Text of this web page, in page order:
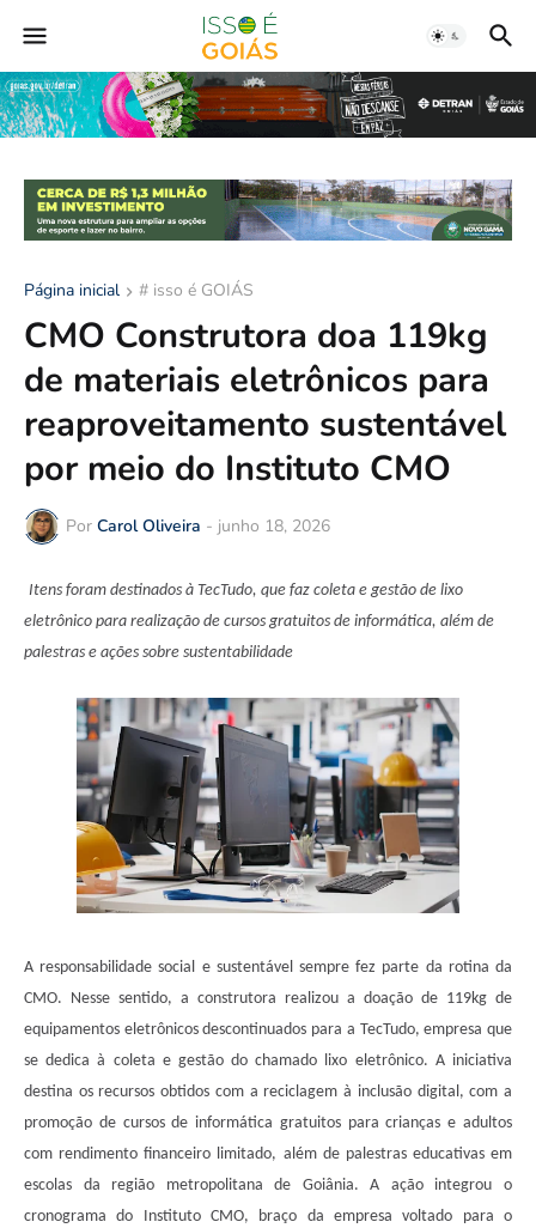
Página inicial # isso é GOIÁS
CMO Construtora doa 119kg
de materiais eletrônicos para
reaproveitamento sustentável
por meio do Instituto CMO
Por Carol Oliveira - junho 18, 2026
Itens foram destinados à TecTudo, que faz coleta e gestão de lixo
eletrônico para realização de cursos gratuitos de informática, além de
palestras e ações sobre sustentabilidade
A responsabilidade social e sustentável sempre fez parte da rotina da
CMO. Nesse sentido, a construtora realizou a doação de 119kg de
equipamentos eletrônicos descontinuados para a TecTudo, empresa que
se dedica à coleta e gestão do chamado lixo eletrônico. A iniciativa
destina os recursos obtidos com a reciclagem à inclusão digital, com a
promoção de cursos de informática gratuitos para crianças e adultos
com rendimento financeiro limitado, além de palestras educativas em
escolas da região metropolitana de Goiânia. A ação integrou o
cronograma do Instituto CMO, braço da empresa voltado para o